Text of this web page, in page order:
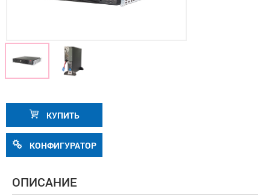
КУПИТЬ
КОНФИГУРАТОР
ОПИСАНИЕ